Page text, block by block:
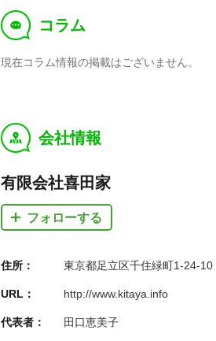
f コラム
現在コラム情報の掲載はございません。
y 会社情報
有限会社喜田家
フォローする
住所： 東京都足立区千住緑町1-24-10
URL： http://www.kitaya.info
代表者： 田口恵美子